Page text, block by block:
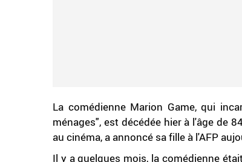
La comédienne Marion Game, qui
ménages", est décédée hier à l'âge de
au cinéma, a annoncé sa fille à l'AFP
Il y a quelques mois, la comédienne